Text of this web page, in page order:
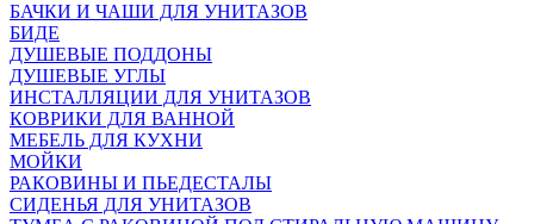
БАЧКИ И ЧАШИ ДЛЯ УНИТАЗОВ
БИДЕ
ДУШЕВЫЕ ПОДДОНЫ
ДУШЕВЫЕ УГЛЫ
ИНСТАЛЛЯЦИИ ДЛЯ УНИТАЗОВ
КОВРИКИ ДЛЯ ВАННОЙ
МЕБЕЛЬ ДЛЯ КУХНИ
МОЙКИ
РАКОВИНЫ И ПЬЕДЕСТАЛЫ
СИДЕНЬЯ ДЛЯ УНИТАЗОВ